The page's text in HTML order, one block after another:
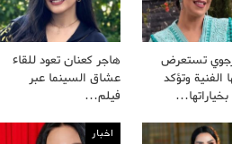
تستعرض
الفنية وتؤكد
هاجر كعنان تعود للقاء
عشاق السينما عبر
فيلم…
اخبار